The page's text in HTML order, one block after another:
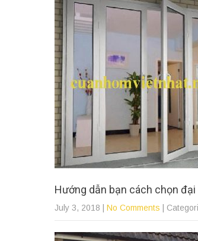
Hướng dẫn bạn cách chọn
July 3, 2018 No Comments |